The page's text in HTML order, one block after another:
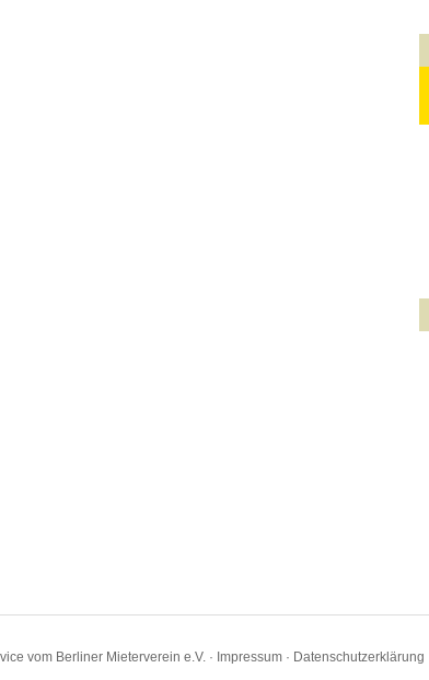
vom Berliner Mieterverein e.V. · Impressum · Datenschutzerklärung